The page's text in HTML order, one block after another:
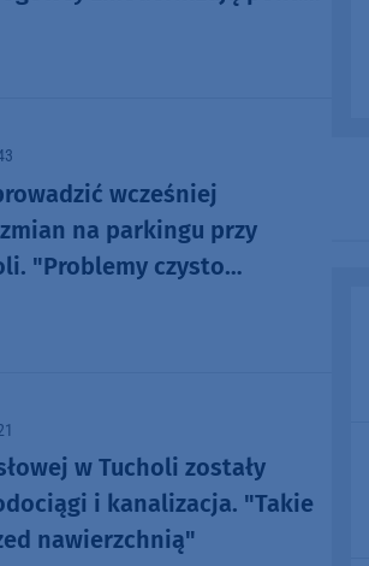
wcześniej
na parkingu przy
"Problemy czysto
w Tucholi zostały
i kanalizacja. "Takie
nawierzchnią"